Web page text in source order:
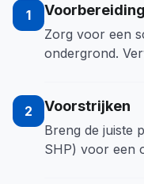
1 Voorbereiding
Zorg voor een
ondergrond.
2 Voorstrijken
Breng de juiste
SHP) voor een